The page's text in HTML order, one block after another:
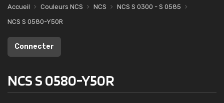
Accueil Couleurs NCS NCS
NCS S 0300 - S 0585
NCS S 0580-Y50R
Connecter
NCS S 0580-Y50R